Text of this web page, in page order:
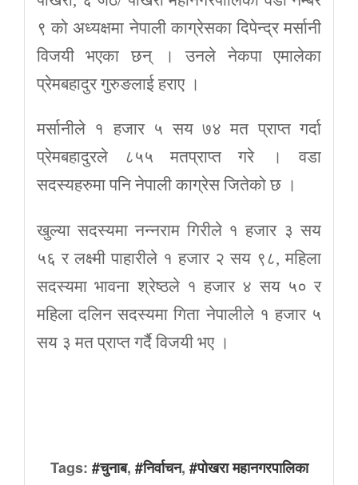
९ को अध्यक्षमा नेपाली काग्रेसका दिपेन्द्र मर्सानी
विजयी भएका छन् । उनले नेकपा एमालेका
प्रेमबहादुर गुरुङलाई हराए ।
मर्सानीले १ हजार ५ सय ७४ मत प्राप्त गर्दा
प्रेमबहादुरले ८५५ मतप्राप्त गरे । वडा
सदस्यहरुमा पनि नेपाली काग्रेस जितेको छ ।
खुल्या सदस्यमा नन्नराम गिरीले १ हजार ३ सय
५६ र लक्ष्मी पाहारीले १ हजार २ सय ९८, महिला
सदस्यमा भावना श्रेष्ठले १ हजार ४ सय ५० र
महिला दलिन सदस्यमा गिता नेपालीले १ हजार ५
सय ३ मत प्राप्त गर्दै विजयी भए ।
Tags: #चुनाब, #निर्वाचन, #पोखरा महानगरपालिका